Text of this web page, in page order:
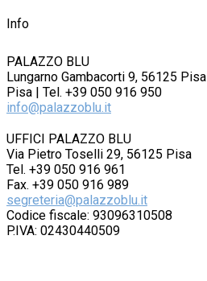
Info
PALAZZO BLU
Lungarno Gambacorti 9, 56125 Pisa
Pisa | Tel. +39 050 916 950
info@palazzoblu.it
UFFICI PALAZZO BLU
Via Pietro Toselli 29, 56125 Pisa
Tel. +39 050 916 961
Fax. +39 050 916 989
segreteria@palazzoblu.it
Codice fiscale: 93096310508
P.IVA: 02430440509